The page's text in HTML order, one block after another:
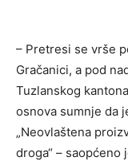
– Pretresi se vrše
Gračanici, a pod
Tuzlanskog
osnova sumnje da
„Neovlaštena
droga“ – saopćeno